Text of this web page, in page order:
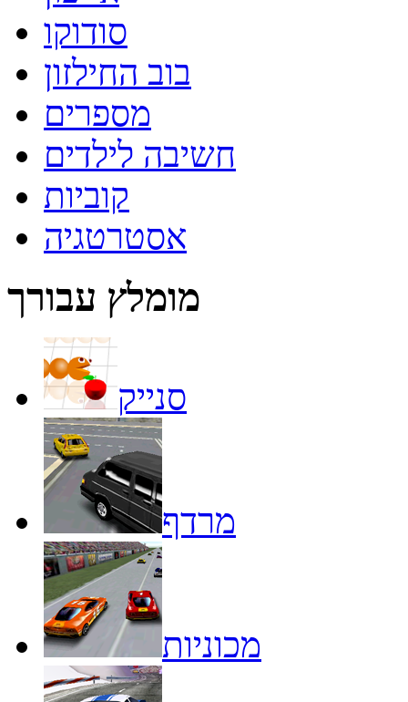
סודוקו
בוב החילזון
מספרים
חשיבה לילדים
קוביות
אסטרטגיה
מומלץ עבורך
סנייק
מרדף
מכוניות